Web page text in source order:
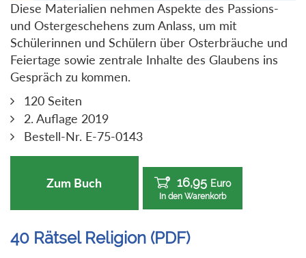
Diese Materialien nehmen Aspekte des Passions-
und Ostergeschehens zum Anlass, um mit
Schülerinnen und Schülern über Osterbräuche und
Feiertage sowie zentrale Inhalte des Glaubens ins
Gespräch zu kommen.
120 Seiten
2. Auflage 2019
Bestell-Nr. E-75-0143
Zum Buch 16,95 Euro
In den Warenkorb
40 Rätsel Religion (PDF)